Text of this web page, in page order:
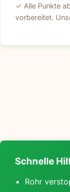
✓ Alle Punkte
vorbereitet.
Schnelle
Rohr